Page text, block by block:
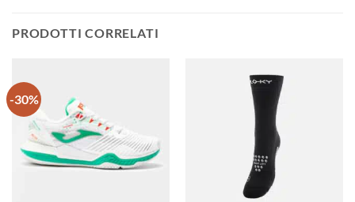
PRODOTTI CORRELATI
-30%